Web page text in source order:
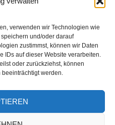
verwenden wir Technologien wie
und/oder darauf
zustimmst, können wir Daten
IDs auf dieser Website verarbeiten.
oder zurückziehst, können
beeinträchtigt werden.
AGB
HÄNDLER WERDEN